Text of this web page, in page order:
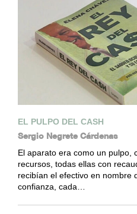
EL PULPO DEL CASH
Sergio Negrete Cárdenas
El aparato era como un pulpo,
recursos, todas ellas con
recibían el efectivo en nombre
confianza, cada…